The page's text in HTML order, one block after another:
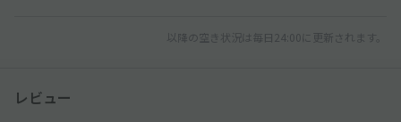
以降の空き状況は毎日24:00に更新されます。
レビュー